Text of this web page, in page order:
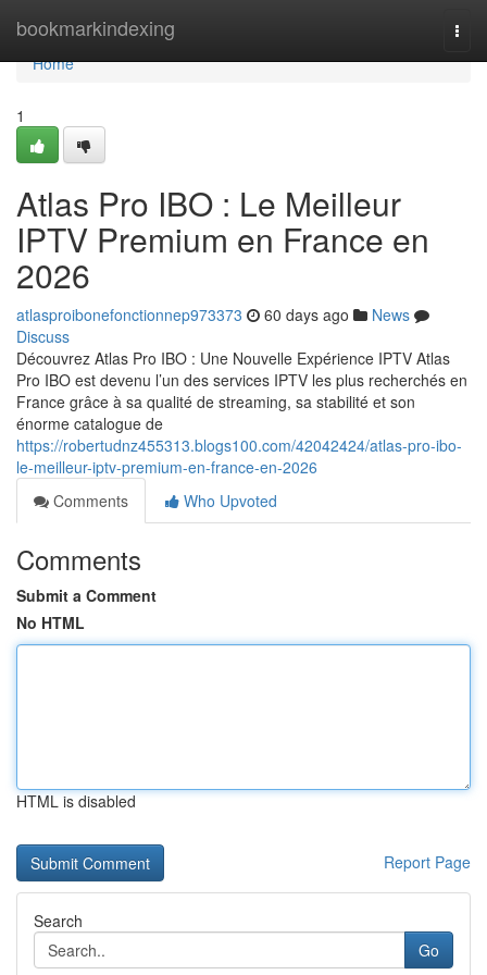
bookmarkindexing
Home
Home
1
Atlas Pro IBO : Le Meilleur
IPTV Premium en France en
2026
atlasproibonefonctionnep973373 60 days ago
News
Discuss
Découvrez Atlas Pro IBO : Une Nouvelle Expérience IPTV Atlas
Pro IBO est devenu l’un des services IPTV les plus recherchés en
France grâce à sa qualité de streaming, sa stabilité et son
énorme catalogue de
https://robertudnz455313.blogs100.com/42042424/atlas-pro-ibo-
le-meilleur-iptv-premium-en-france-en-2026
Comments
Who Upvoted
Comments
Submit a Comment
No HTML
HTML is disabled
Report Page
Search
Go